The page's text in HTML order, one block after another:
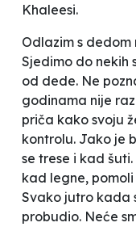
Khaleesi.
Odlazim s
Sjedimo do nekih
od dede. Ne
godinama nije
priča kako svoju
kontrolu. Jako je
se trese i kad
kad legne,
Svako jutro kada
probudio. Neće